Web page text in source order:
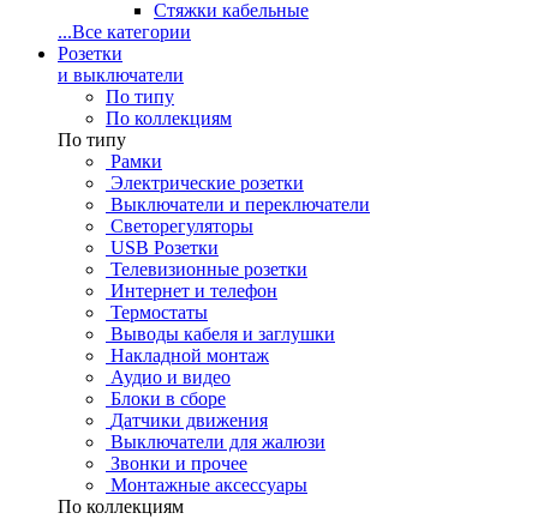
Стяжки кабельные
...Все категории
Розетки
и выключатели
По типу
По коллекциям
По типу
Рамки
Электрические розетки
Выключатели и переключатели
Светорегуляторы
USB Розетки
Телевизионные розетки
Интернет и телефон
Термостаты
Выводы кабеля и заглушки
Накладной монтаж
Аудио и видео
Блоки в сборе
Датчики движения
Выключатели для жалюзи
Звонки и прочее
Монтажные аксессуары
По коллекциям